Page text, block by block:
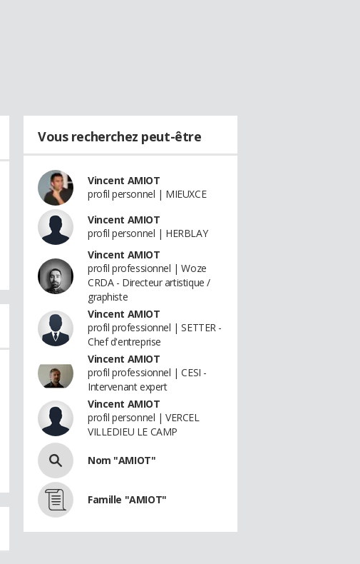
Vous recherchez peut-être
Vincent AMIOT
profil personnel | MIEUXCE
Vincent AMIOT
profil personnel | HERBLAY
Vincent AMIOT
profil professionnel | Woze
CRDA - Directeur artistique /
graphiste
Vincent AMIOT
profil professionnel | SETTER -
Chef d'entreprise
Vincent AMIOT
profil professionnel | CESI -
Intervenant expert
Vincent AMIOT
profil personnel | VERCEL
VILLEDIEU LE CAMP
Nom "AMIOT"
Famille "AMIOT"